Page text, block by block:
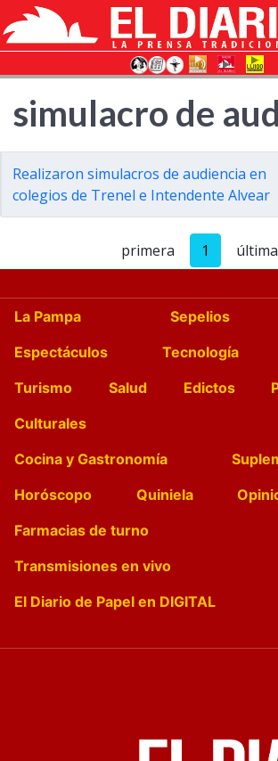
simulacro de
Realizaron simulacros de audiencia en
colegios de Trenel e Intendente Alvear
primera 1 última
La Pampa Sepelios
Espectáculos
Tecnología
Turismo
Salud Edictos
Culturales
Cocina y Gastronomía
Horóscopo
Quiniela
Farmacias de turno
Transmisiones en vivo
El Diario de Papel en DIGITAL